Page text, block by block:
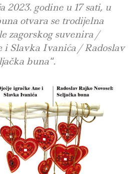
2023. godine u 17 sati, u
otvara se trodijelna
zagorskog suvenira /
i Slavka Ivanića / Radoslav
buna“.